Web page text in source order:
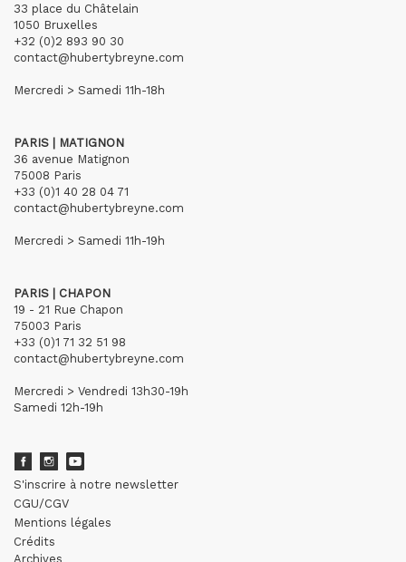
33 place du Châtelain
1050 Bruxelles
+32 (0)2 893 90 30
contact@hubertybreyne.com
Mercredi > Samedi 11h-18h
PARIS | MATIGNON
36 avenue Matignon
75008 Paris
+33 (0)1 40 28 04 71
contact@hubertybreyne.com
Mercredi > Samedi 11h-19h
PARIS | CHAPON
19 - 21 Rue Chapon
75003 Paris
+33 (0)1 71 32 51 98
contact@hubertybreyne.com
Mercredi > Vendredi 13h30-19h
Samedi 12h-19h
S'inscrire à notre newsletter
CGU/CGV
Mentions légales
Crédits
Archives